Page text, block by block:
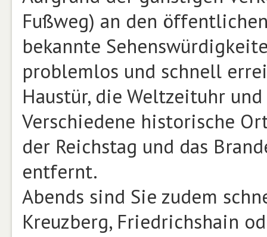
Fußweg) an den
bekannte
problemlos und schnell
Haustür, die Weltzeituhr
Verschiedene historische
der Reichstag und das
entfernt.
Abends sind Sie zudem
Kreuzberg, Friedrichshain